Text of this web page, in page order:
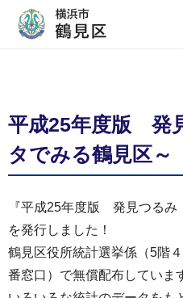
平成25年度版 発
タでみる鶴見区～
『平成25年度版 発見つるみ
を発行しました！
鶴見区役所統計選挙係（5階
番窓口）で無償配布していま